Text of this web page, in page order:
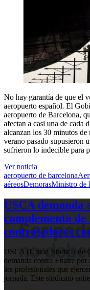
No hay garantía de que el
aeropuerto español. El
aeropuerto de Barcelona,
afectan a casi una de cada
alcanzan los 30 minutos
verano pasado supusieron
sufrieron lo indecible para
Ver noticia
aeropuerto de barcelona
aéreosDemorasMinistro de
USCA
complemento de
controladores
USCA (Unión Sindical de
demanda contra Enaire
los profesionales que
jornada. Este sindicato